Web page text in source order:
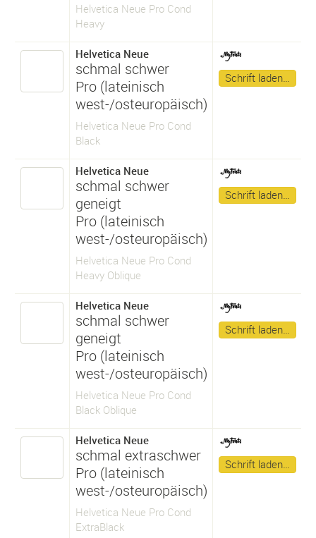
Helvetica Neue Pro Cond
Heavy
Helvetica Neue
schmal schwer
Pro (lateinisch
west-/osteuropäisch)
Helvetica Neue Pro Cond
Black
Schrift laden…
Helvetica Neue
schmal schwer
geneigt
Pro (lateinisch
west-/osteuropäisch)
Helvetica Neue Pro Cond
Heavy Oblique
Schrift laden…
Helvetica Neue
schmal schwer
geneigt
Pro (lateinisch
west-/osteuropäisch)
Helvetica Neue Pro Cond
Black Oblique
Schrift laden…
Helvetica Neue
schmal extraschwer
Pro (lateinisch
west-/osteuropäisch)
Helvetica Neue Pro Cond
ExtraBlack
Schrift laden…